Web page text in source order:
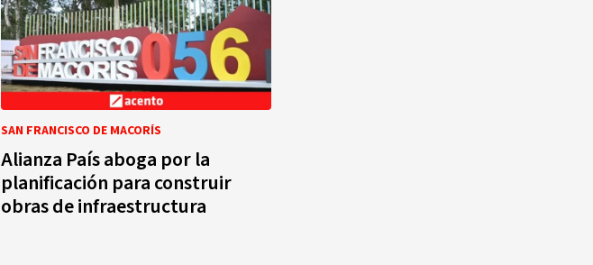
SAN FRANCISCO DE MACORÍS
Alianza País aboga por la
planificación para construir
obras de infraestructura